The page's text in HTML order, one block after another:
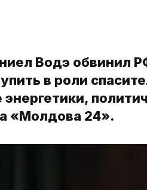
Водэ обвинил
в роли
«Молдова 24».